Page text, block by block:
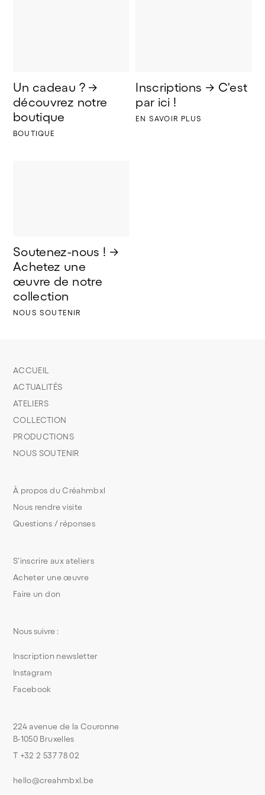
Un cadeau ? →
découvrez notre
boutique
BOUTIQUE
Inscriptions → C'est
par ici !
EN SAVOIR PLUS
Soutenez-nous ! →
Achetez une
œuvre de notre
collection
NOUS SOUTENIR
S’inscrire aux ateliers
Acheter une œuvre
Faire un don
À propos du Créahmbxl
Nous rendre visite
Questions / réponses
ACCUEIL
ACTUALITÉS
ATELIERS
COLLECTION
PRODUCTIONS
NOUS SOUTENIR
224 avenue de la Couronne
B-1050 Bruxelles
T +32 2 537 78 02
hello@creahmbxl.be
Nous suivre :
Inscription newsletter
Instagram
Facebook